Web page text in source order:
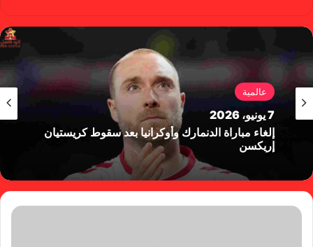
وك
عالمية
7 يونيو، 2026
إلغاء مباراة الدنمارك وأوكرانيا بعد سقوط كريستيان
إريكسن